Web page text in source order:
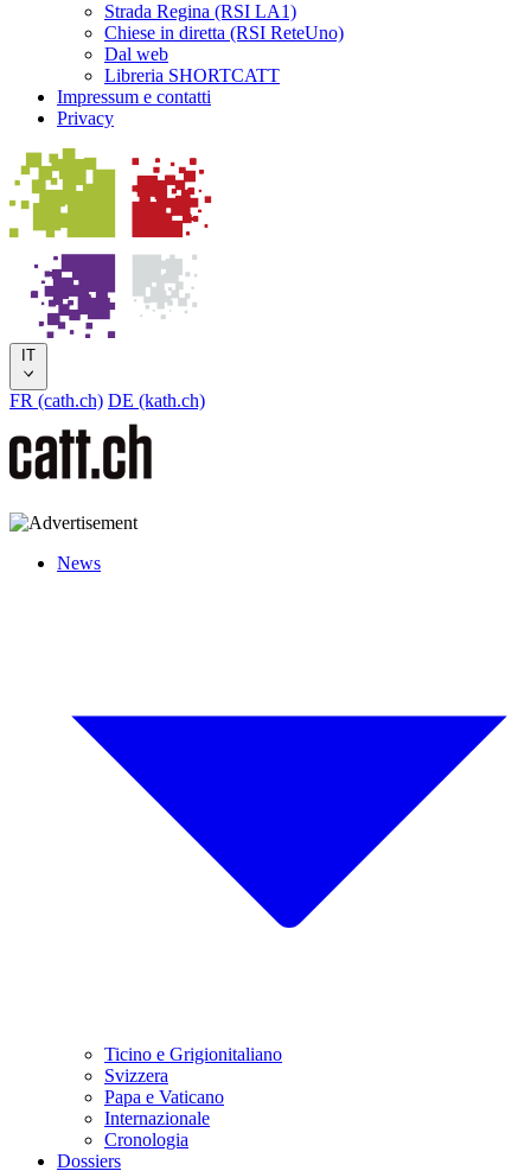
Strada Regina (RSI LA1)
Chiese in diretta (RSI ReteUno)
Dal web
Libreria SHORTCATT
Impressum e contatti
Privacy
IT
FR (cath.ch) DE (kath.ch)
News
Ticino e Grigionitaliano
Svizzera
Papa e Vaticano
Internazionale
Cronologia
Dossiers